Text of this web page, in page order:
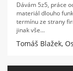
Dávám 5z5, práce
materiál dlouho
termínu ze strany
jinak vše…
Tomáš Blažek,